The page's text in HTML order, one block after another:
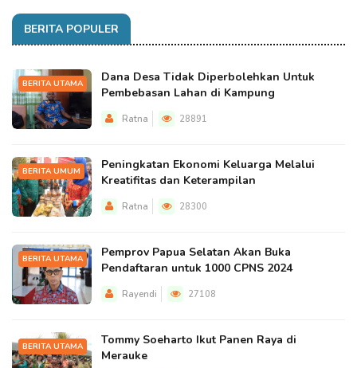
BERITA POPULER
BERITA UTAMA
Dana Desa Tidak Diperbolehkan Untuk
Pembebasan Lahan di Kampung
Ratna 28891
BERITA UMUM
Peningkatan Ekonomi Keluarga Melalui
Kreatifitas dan Keterampilan
Ratna 28300
BERITA UTAMA
Pemprov Papua Selatan Akan Buka
Pendaftaran untuk 1000 CPNS 2024
Rayendi 27108
BERITA UTAMA
Tommy Soeharto Ikut Panen Raya di
Merauke